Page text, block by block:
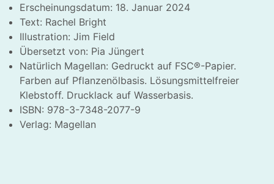
Erscheinungsdatum: 18. Januar 2024
Text: Rachel Bright
Illustration: Jim Field
Übersetzt von: Pia Jüngert
Natürlich Magellan: Gedruckt auf FSC®-Papier.
Farben auf Pflanzenölbasis. Lösungsmittelfreier
Klebstoff. Drucklack auf Wasserbasis.
ISBN: 978-3-7348-2077-9
Verlag: Magellan